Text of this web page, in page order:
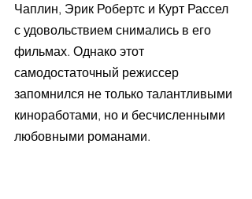
Чаплин, Эрик Робертс и Курт Рассел
с удовольствием снимались в его
фильмах. Однако этот
самодостаточный режиссер
запомнился не только талантливыми
киноработами, но и бесчисленными
любовными романами.